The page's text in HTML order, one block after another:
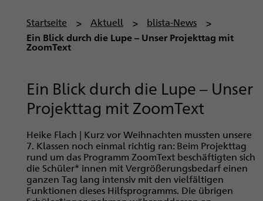
P
f
a
n
a
v
g
a
t
Startseite Aktuell
blista-News
Ein Blick durch die Lupe – Unser Projekttag mit
ZoomText
Ein Blick durch die Lupe – Unser
Projekttag mit ZoomText
Heike Flach | Kurz vor Weihnachten mussten unsere
7. Klassen noch einmal richtig ran: Beim Projekttag
rund um das Programm ZoomText beschäftigten sich
die Schüler* innen mit Vergrößerungsbedarf einen
ganzen Tag lang intensiv mit den vielfältigen
Funktionen dieses Hilfsprogramms. Die übrigen